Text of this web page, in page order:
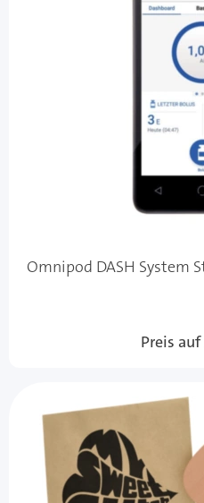
Omnipod DASH System
Preis